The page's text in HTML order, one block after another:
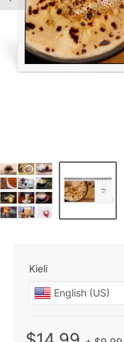
Kieli